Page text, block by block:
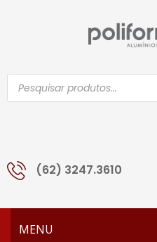
Pesquisar
produtos
(62) 3247.3610
MENU